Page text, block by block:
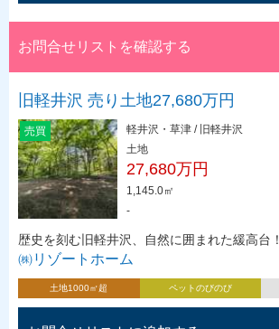
お問合せリストを確認する
旧軽井沢 売り土地27,680万円
売買
軽井沢・草津 / 旧軽井沢
土地
27,680万円
1,145.0㎡
-
歴史を刻む旧軽井沢、自然に囲まれた緩高台！
㈱リゾートホーム
土地1000㎡超 ペットのびのび